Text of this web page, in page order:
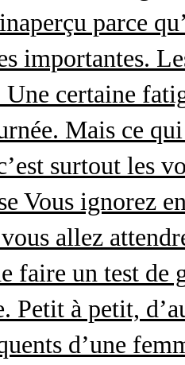
parce
importantes.
certaine
Mais ce
surtout les
Vous ignorez
allez
faire un test de
Petit à petit,
d’une